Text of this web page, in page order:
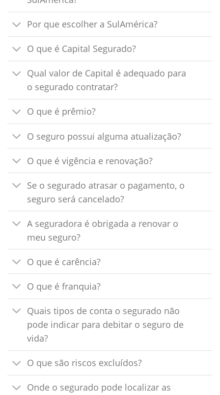
Por que escolher a SulAmérica?
O que é Capital Segurado?
Qual valor de Capital é adequado para
o segurado contratar?
O que é prêmio?
O seguro possui alguma atualização?
O que é vigência e renovação?
Se o segurado atrasar o pagamento, o
seguro será cancelado?
A seguradora é obrigada a renovar o
meu seguro?
O que é carência?
O que é franquia?
Quais tipos de conta o segurado não
pode indicar para debitar o seguro de
vida?
O que são riscos excluídos?
Onde o segurado pode localizar as